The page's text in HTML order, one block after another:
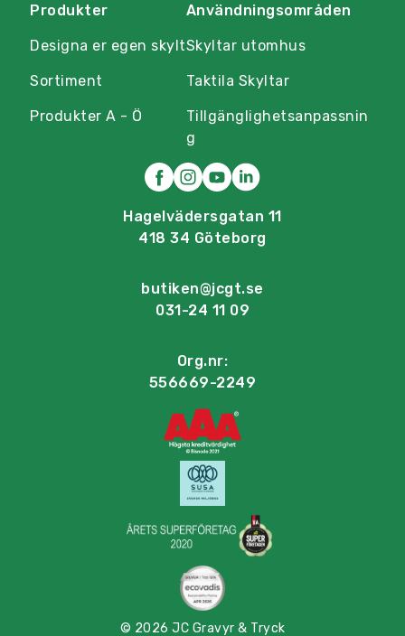
Produkter
Designa er egen skylt
Sortiment
Produkter A - Ö
Användningsområden
Skyltar utomhus
Taktila Skyltar
Tillgänglighetsanpassnin
g
Hagelvädersgatan 11
418 34 Göteborg
butiken@jcgt.se
031-24 11 09
Org.nr:
556669-2249
© 2026 JC Gravyr & Tryck